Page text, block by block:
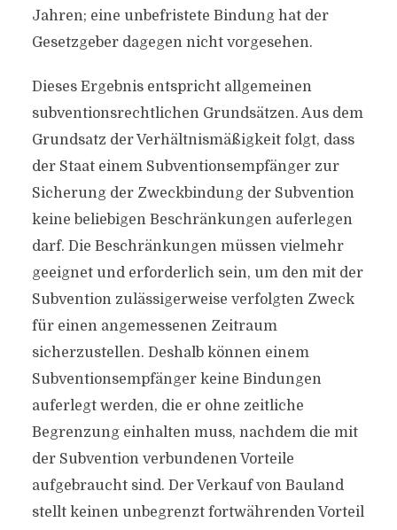
Jahren; eine unbefristete Bindung hat der
Gesetzgeber dagegen nicht vorgesehen.
Dieses Ergebnis entspricht allgemeinen
subventionsrechtlichen Grundsätzen. Aus dem
Grundsatz der Verhältnismäßigkeit folgt, dass
der Staat einem Subventionsempfänger zur
Sicherung der Zweckbindung der Subvention
keine beliebigen Beschränkungen auferlegen
darf. Die Beschränkungen müssen vielmehr
geeignet und erforderlich sein, um den mit der
Subvention zulässigerweise verfolgten Zweck
für einen angemessenen Zeitraum
sicherzustellen. Deshalb können einem
Subventionsempfänger keine Bindungen
auferlegt werden, die er ohne zeitliche
Begrenzung einhalten muss, nachdem die mit
der Subvention verbundenen Vorteile
aufgebraucht sind. Der Verkauf von Bauland
stellt keinen unbegrenzt fortwährenden Vorteil